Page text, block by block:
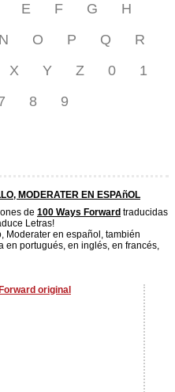
E F G
H
N O P Q
R
X Y Z 0
1
8 9
MODERATER EN ESPAñOL
de 100 Ways Forward traducidas
Letras!
Moderater en español, también
en portugués, en inglés, en francés,
original